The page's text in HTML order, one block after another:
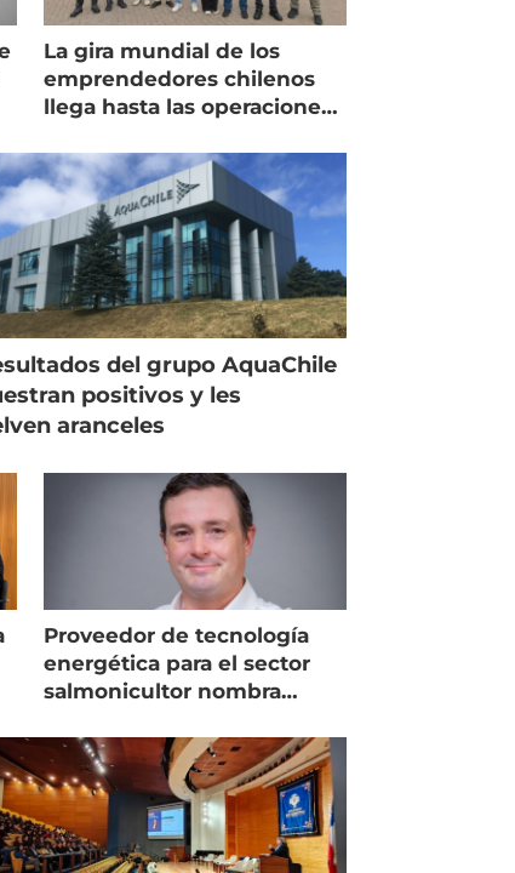
La gira mundial de los
emprendedores chilenos
llega hasta las operaciones
del grupo AquaChile
positivos y les
aranceles
Proveedor de tecnología
energética para el sector
salmonicultor nombra